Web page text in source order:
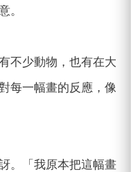
。
不少動物，也有在大
每一幅畫的反應，像
。「我原本把這幅畫